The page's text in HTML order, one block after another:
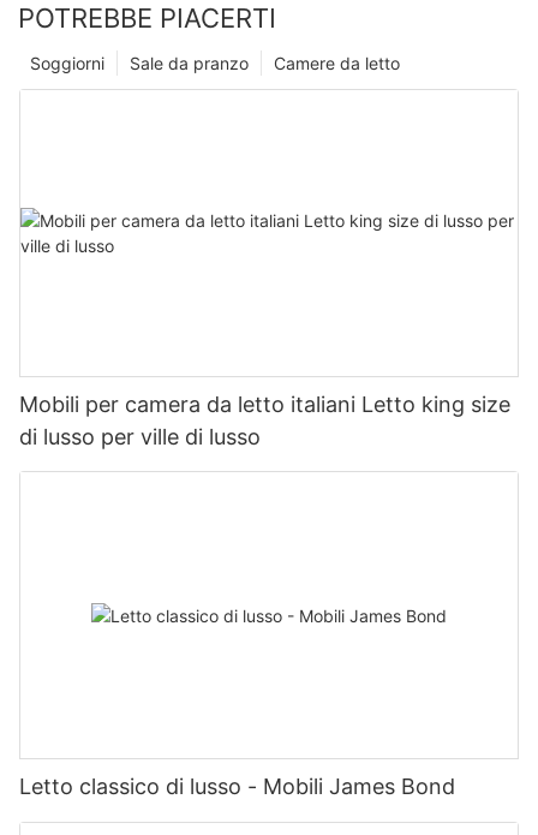
POTREBBE PIACERTI
Camere da letto
Sale da pranzo
Soggiorni
Mobili per camera da letto italiani Letto king size
di lusso per ville di lusso
Letto classico di lusso - Mobili James Bond